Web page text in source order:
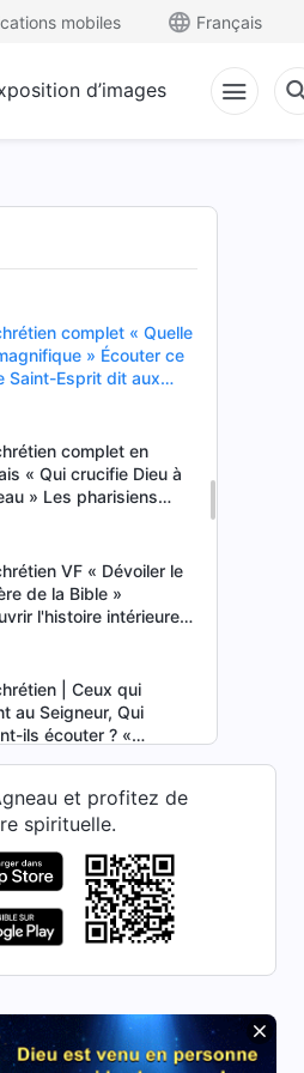
mobiles Français
d’images
»
VF « Se libérer
en français HD «
complet « Quelle
» Écouter ce
Saint-Esprit dit aux
complet en
« Qui crucifie Dieu à
» Les pharisiens
VF « Dévoiler le
de la Bible »
l'histoire intérieure
| Ceux qui
au Seigneur, Qui
ils écouter ? «
en français « La
royaume des cieux
périlleuse » Dieu est
« Brisez vos
et courez » Briser le
et accueillir le retour du
complet en
et profitez de
spirituelle.